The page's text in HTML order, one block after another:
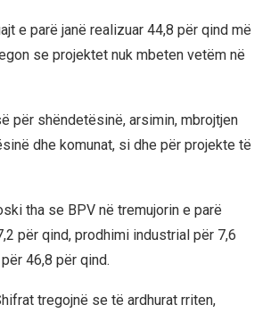
e parë janë realizuar 44,8 për qind më
se projektet nuk mbeten vetëm në
për shëndetësinë, arsimin, mbrojtjen
dhe komunat, si dhe për projekte të
tha se BPV në tremujorin e parë
për qind, prodhimi industrial për 7,6
46,8 për qind.
tregojnë se të ardhurat rriten,